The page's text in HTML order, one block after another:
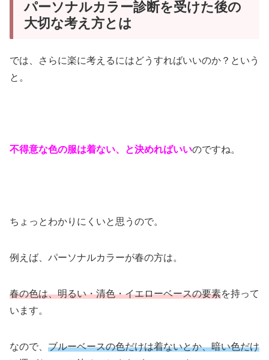
パーソナルカラー診断を受けた後の
大切な考え方とは
では、さらに楽に考えるにはどうすればいいのか？という
と。
不得意な色の服は着ない、と決めればいいのですね。
ちょっとわかりにくいと思うので。
例えば、パーソナルカラーが春の方は。
春の色は、明るい・清色・イエローベースの要素を持って
います。
なので、 ブルーベースの色だけは着ないとか、暗い色だけ